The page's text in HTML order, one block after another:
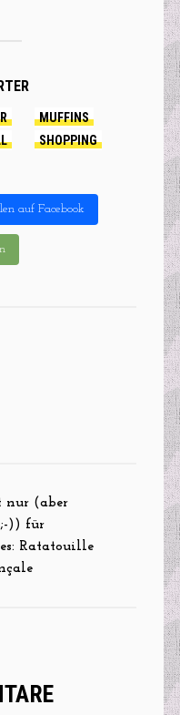
MUFFINS
SHOPPING
auf Facebook
nur (aber
;-)) für
Ratatouille